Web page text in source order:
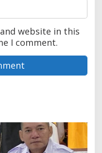
website in this
I comment.